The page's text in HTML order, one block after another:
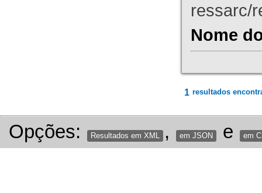
ressarc/
Nome
1 resultados
Opções: Resultados em XML , em JSON e em